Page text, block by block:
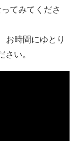
てみてくださ
お時間にゆとり
い。